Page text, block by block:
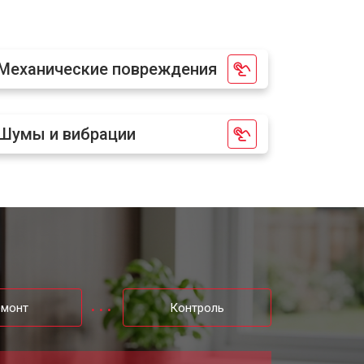
2400 ₽ Узнать
₽
повреждения
и вибрации
Контроль